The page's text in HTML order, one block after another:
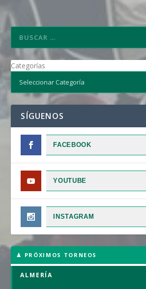
Categorías
SÍGUENOS
FACEBOOK
YOUTUBE
INSTAGRAM
♟ PRÓXIMOS TORNEOS
ALMERÍA